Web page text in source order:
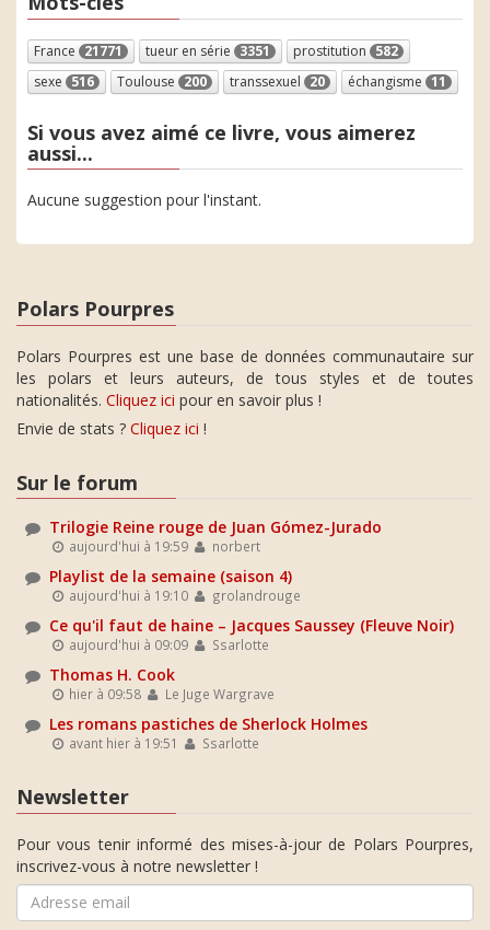
France 21771 tueur en série 3351 prostitution 582
sexe 516 Toulouse 200 transsexuel 20 échangisme 11
Si vous avez aimé ce livre, vous aimerez
aussi...
Aucune suggestion pour l'instant.
Polars Pourpres
Polars Pourpres est une base de données communautaire sur
les polars et leurs auteurs, de tous styles et de toutes
nationalités. Cliquez ici pour en savoir plus !
Envie de stats ? Cliquez ici !
Sur le forum
Trilogie Reine rouge de Juan Gómez-Jurado
aujourd'hui à 19:59 norbert
Playlist de la semaine (saison 4)
aujourd'hui à 19:10 grolandrouge
Ce qu'il faut de haine – Jacques Saussey (Fleuve Noir)
aujourd'hui à 09:09 Ssarlotte
Thomas H. Cook
hier à 09:58 Le Juge Wargrave
Les romans pastiches de Sherlock Holmes
avant hier à 19:51 Ssarlotte
Newsletter
Pour vous tenir informé des mises-à-jour de Polars Pourpres,
inscrivez-vous à notre newsletter !